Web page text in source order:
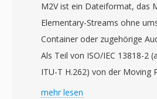
M2V ist ein Dateiformat, das
Elementary-Streams ohne
Container oder zugehörige
Als Teil von ISO/IEC 13818-2
ITU-T H.262) von der Moving
Group 1995 standardisiert,
mehr lesen